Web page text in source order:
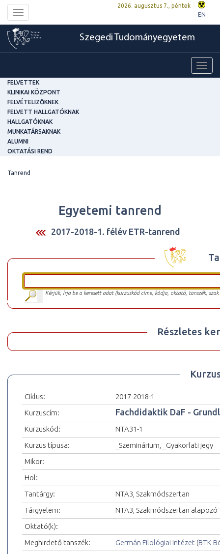
Toggle
navigation
2026. augusztus 7., péntek
EN
Szegedi Tudományegyetem
FELVETTEK
KLINIKAI KÖZPONT
FELVÉTELIZŐKNEK
FELVETT HALLGATÓKNAK
HALLGATÓKNAK
MUNKATÁRSAKNAK
ALUMNI
OKTATÁSI REND
Tanrend
Egyetemi tanrend
2017-2018-1. félév ETR-tanrend
Kérjük, írja be a keresett adat (kurzuskód címe, kódja, oktató, tanszék,
Részletes
Ciklus:
2017-2018-1
Kurzuscím:
Fachdidaktik DaF -
Kurzuskód:
NTA31-1
Kurzus típusa:
_Szeminárium, _Gyakorlati jegy
Mikor:
Hol:
Tantárgy:
NTA3, Szakmódszertan
Tárgyelem:
NTA3, Szakmódszertan alapozó
Oktató(k):
Meghirdető tanszék:
Germán Filológiai Intézet (BTK